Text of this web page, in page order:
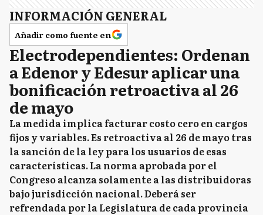
INFORMACIÓN GENERAL
Añadir como fuente en
Electrodependientes: Ordenan
a Edenor y Edesur aplicar una
bonificación retroactiva al 26
de mayo
La medida implica facturar costo cero en cargos
fijos y variables. Es retroactiva al 26 de mayo tras
la sanción de la ley para los usuarios de esas
características. La norma aprobada por el
Congreso alcanza solamente a las distribuidoras
bajo jurisdicción nacional. Deberá ser
refrendada por la Legislatura de cada provincia